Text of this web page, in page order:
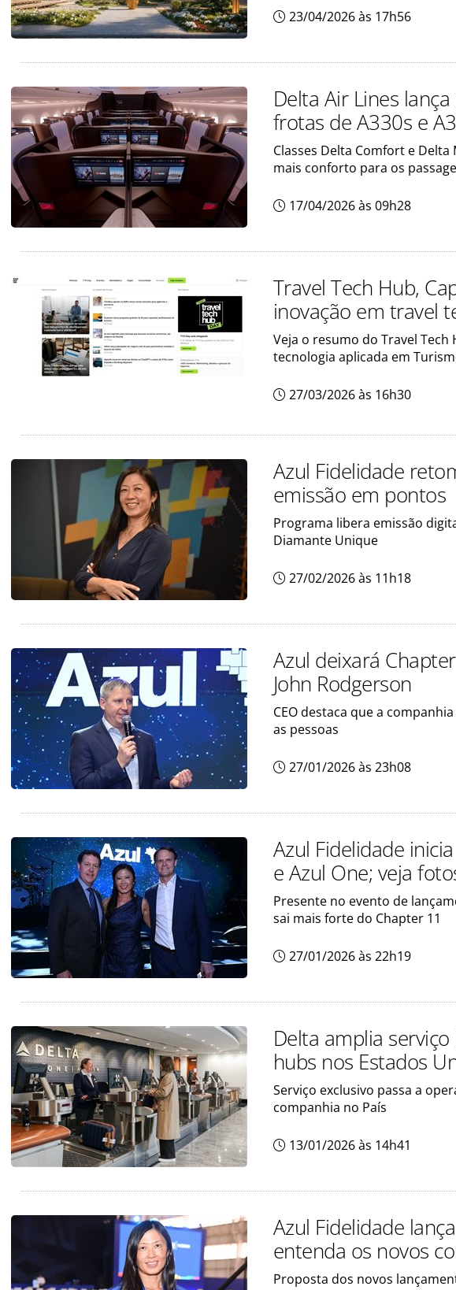
23/04/2026 às 17h56
Delta Air Lines
frotas de A330s e
Classes Delta Comfort e
mais conforto para os
17/04/2026 às 09h28
Travel Tech Hub,
inovação em travel
Veja o resumo do Travel
tecnologia aplicada em
27/03/2026 às 16h30
Azul Fidelidade
emissão em pontos
Programa libera emissão
Diamante Unique
27/02/2026 às 11h18
Azul deixará
John Rodgerson
CEO destaca que a
as pessoas
27/01/2026 às 23h08
Azul Fidelidade
e Azul One; veja
Presente no evento de
sai mais forte do Chapter 11
27/01/2026 às 22h19
Delta amplia
hubs nos Estados
Serviço exclusivo passa a
companhia no País
13/01/2026 às 14h41
Azul Fidelidade
entenda os novos
Proposta dos novos